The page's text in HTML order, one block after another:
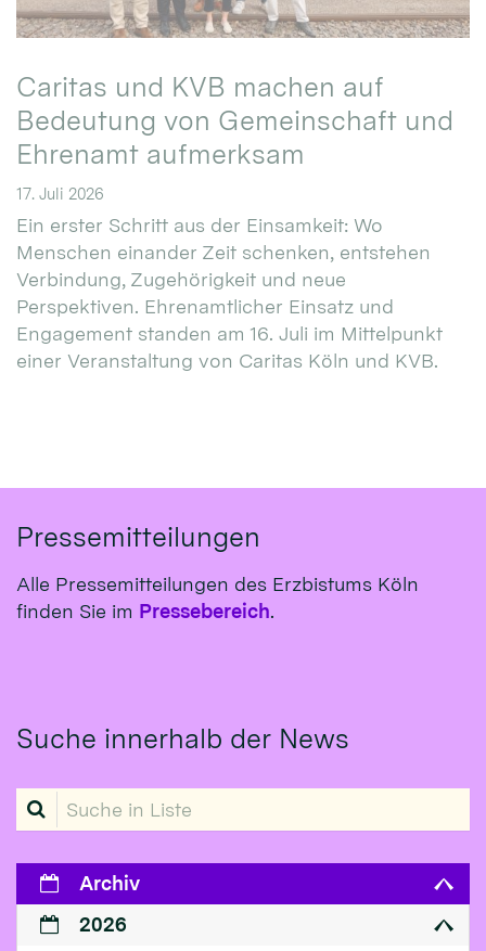
Caritas und KVB machen auf
Bedeutung von Gemeinschaft und
Ehrenamt aufmerksam
17. Juli 2026
Ein erster Schritt aus der Einsamkeit: Wo
Menschen einander Zeit schenken, entstehen
Verbindung, Zugehörigkeit und neue
Perspektiven. Ehrenamtlicher Einsatz und
Engagement standen am 16. Juli im Mittelpunkt
einer Veranstaltung von Caritas Köln und KVB.
Pressemitteilungen
Alle Pressemitteilungen des Erzbistums Köln
finden Sie im Pressebereich.
Suche innerhalb der News
Suche in Liste
Archiv
2026